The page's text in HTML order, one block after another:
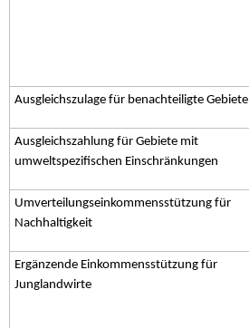
Ausgleichszulage für benachteiligte Gebiete
Ausgleichszahlung für Gebiete mit
umweltspezifischen Einschränkungen
Umverteilungseinkommensstützung für
Nachhaltigkeit
Ergänzende Einkommensstützung für
Junglandwirte